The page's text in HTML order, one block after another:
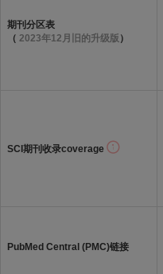
期刊分区表
（ 2023年12月旧的升级版 ）
SCI期刊收录coverage
PubMed Central (PMC)链接